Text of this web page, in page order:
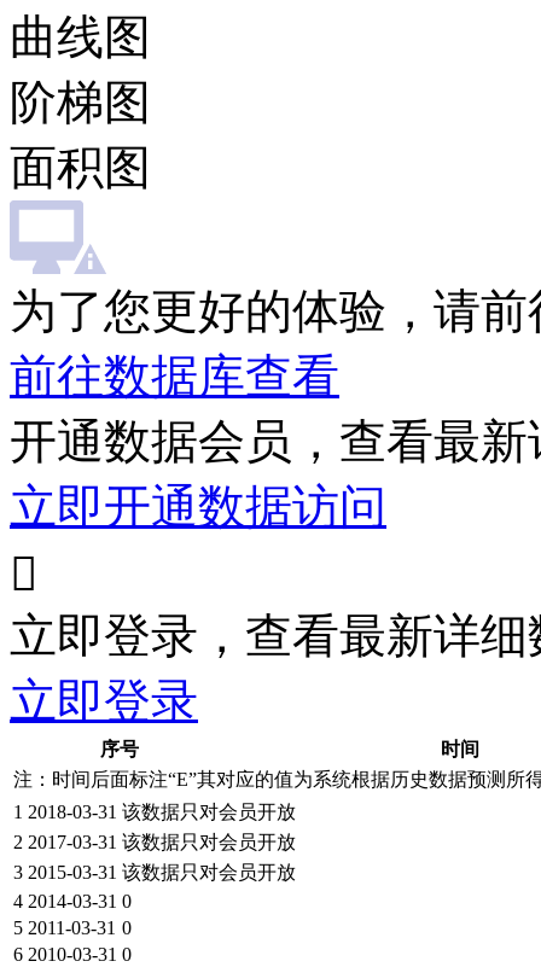
曲线图
阶梯图
面积图
为了您更好的体验，请
前往数据库查看
开通数据会员，查看最
立即开通数据访问

立即登录，查看最新详细
立即登录
序号
时间
注：时间后面标注“E”其对应的值为系统根据历史数据预测所
1 2018-03-31 该数据只对会员开放
2 2017-03-31 该数据只对会员开放
3 2015-03-31 该数据只对会员开放
4 2014-03-31 0
5 2011-03-31 0
6 2010-03-31 0